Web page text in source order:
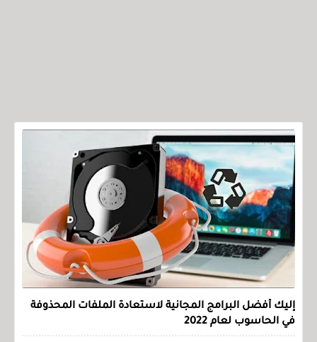
إليك أفضل البرامج المجانية لاستعادة الملفات المحذوفة
في الحاسوب لعام 2022